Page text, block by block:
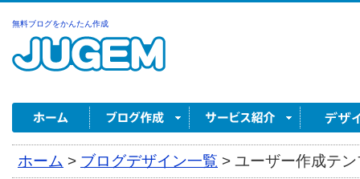
無料ブログをかんたん作成
ホーム > ブログデザイン一覧 > ユーザー作成テ